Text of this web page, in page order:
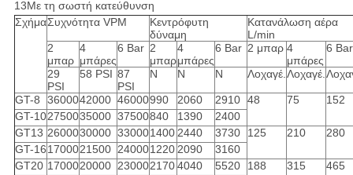
13Με τη σωστή κατεύθυνση
ΣχήμαΣυχνότητα VPM
Κεντρόφυτη
δύναμη
Κατανάλωση αέρα
L/min
2
μπαρ
4
μπάρες
6 Bar 2
μπαρ
4
μπάρες
6 Bar 2 μπαρ 4
μπάρες
6 Bar
29
PSI
58 PSI 87
PSI
N N N Λοχαγέ.Λοχαγέ.
GT-8 3600042000 46000990 2060 2910 48 75
152
GT-102750035000 37500840 1390
2400
GT13 2600030000 3300014002440 3730 125 210
280
GT-161700021500 2400012202090
3160
GT20 1700020000 2300021704040 5520 188 315
465